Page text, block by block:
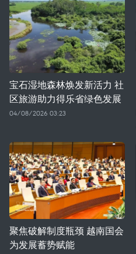
宝石湿地森林焕发新活力 社
区旅游助力得乐省绿色发展
04/08/2026 03:23
聚焦破解制度瓶颈 越南国会
为发展蓄势赋能